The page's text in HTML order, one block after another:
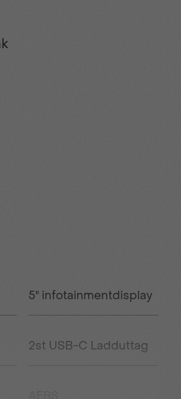
5" infotainmentdisplay
2st USB-C Ladduttag